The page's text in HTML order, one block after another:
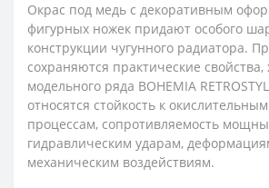
Окрас под медь с декоративным
фигурных ножек придают особого
конструкции чугунного радиатора.
сохраняются практические
модельного ряда BOHEMIA
относятся стойкость к
процессам, сопротивляемость
гидравлическим ударам,
механическим воздействиям.